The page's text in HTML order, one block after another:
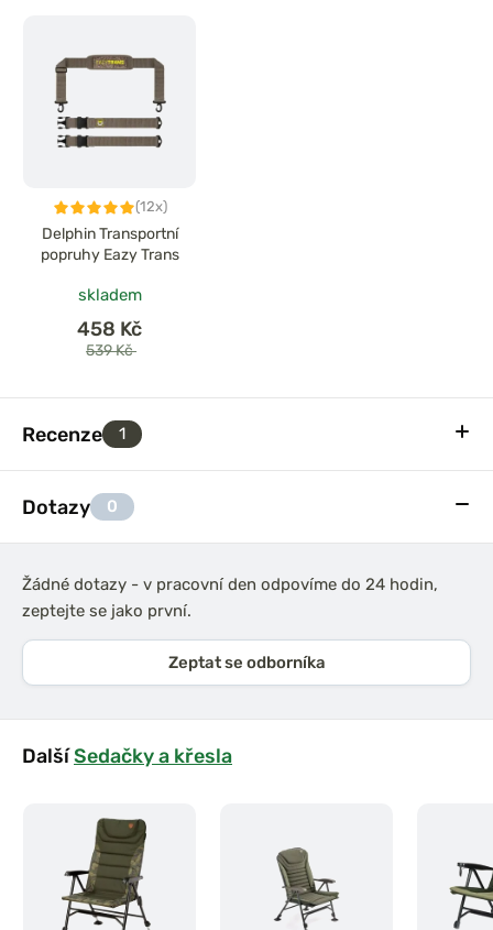
(12x)
Delphin Transportní
popruhy Eazy Trans
skladem
458 Kč
539 Kč
Recenze 1
Dotazy 0
Žádné dotazy - v pracovní den odpovíme do 24 hodin,
zeptejte se jako první.
Zeptat se odborníka
DalšíSedačky a křesla